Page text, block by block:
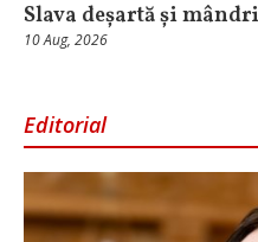
Slava deșartă și
10 Aug, 2026
Editorial